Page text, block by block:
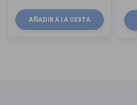
AÑADIR A LA CESTA